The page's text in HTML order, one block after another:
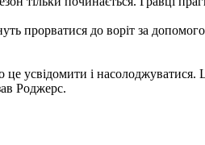
прорватися до воріт за
і насолоджуватися.
Роджерс.